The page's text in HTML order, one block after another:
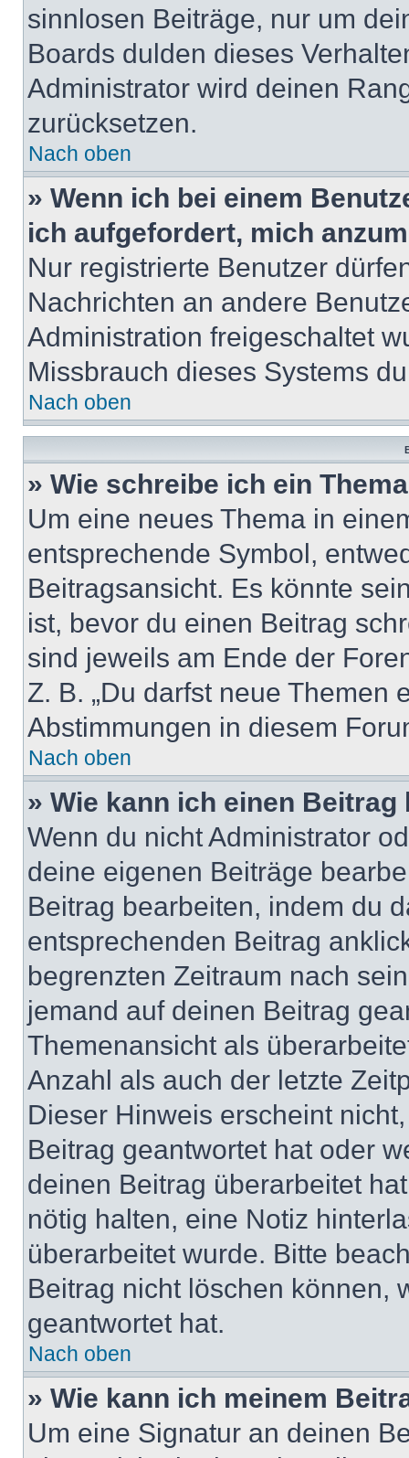
sinnlosen Beiträge, nur um
Boards dulden dieses
Administrator wird deinen
zurücksetzen.
Nach oben
» Wenn ich bei einem
ich aufgefordert, mich
Nur registrierte Benutzer
Nachrichten an andere
Administration freigeschaltet
Missbrauch dieses Systems
Nach oben
» Wie schreibe ich ein
Um eine neues Thema in
entsprechende Symbol,
Beitragsansicht. Es könnte
ist, bevor du einen Beitrag
sind jeweils am Ende der
Z. B. „Du darfst neue Themen
Abstimmungen in diesem
Nach oben
» Wie kann ich einen
Wenn du nicht Administrator
deine eigenen Beiträge
Beitrag bearbeiten, indem du
entsprechenden Beitrag
begrenzten Zeitraum nach
jemand auf deinen Beitrag
Themenansicht als
Anzahl als auch der letzte
Dieser Hinweis erscheint
Beitrag geantwortet hat oder
deinen Beitrag überarbeitet
nötig halten, eine Notiz
überarbeitet wurde. Bitte
Beitrag nicht löschen können,
geantwortet hat.
Nach oben
» Wie kann ich meinem
Um eine Signatur an deinen